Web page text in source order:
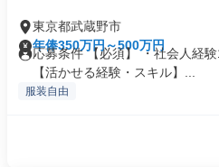
東京都武蔵野市
年俸350万円～500万円
応募条件 【必須】 ・社会人経
【活かせる経験・スキル】...
服装自由